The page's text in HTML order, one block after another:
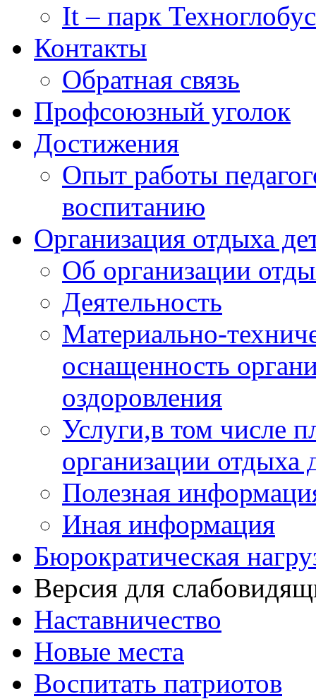
It – парк Техноглобус
Контакты
Обратная связь
Профсоюзный уголок
Достижения
Опыт работы
воспитанию
Организация отдыха
Об организации
Деятельность
Материально-
оснащенность
оздоровления
Услуги,в том числе
организации отдыха
Полезная
Иная информация
Бюрократическая
Версия для
Наставничество
Новые места
Воспитать патриотов